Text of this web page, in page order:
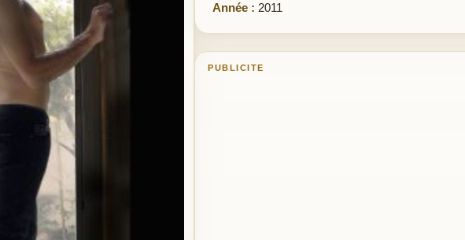
Année : 2011
PUBLICITE